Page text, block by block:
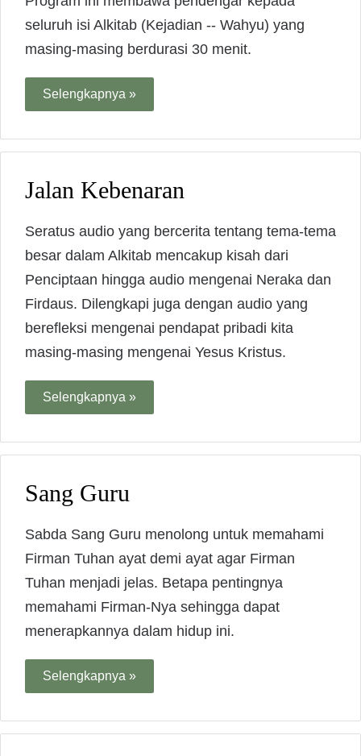
seluruh isi Alkitab (Kejadian -- Wahyu) yang
masing-masing berdurasi 30 menit.
Selengkapnya »
Jalan Kebenaran
Seratus audio yang bercerita tentang tema-tema
besar dalam Alkitab mencakup kisah dari
Penciptaan hingga audio mengenai Neraka dan
Firdaus. Dilengkapi juga dengan audio yang
berefleksi mengenai pendapat pribadi kita
masing-masing mengenai Yesus Kristus.
Selengkapnya »
Sang Guru
Sabda Sang Guru menolong untuk memahami
Firman Tuhan ayat demi ayat agar Firman
Tuhan menjadi jelas. Betapa pentingnya
memahami Firman-Nya sehingga dapat
menerapkannya dalam hidup ini.
Selengkapnya »